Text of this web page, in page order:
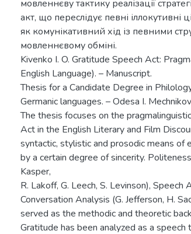
мовленнєву тактику реалізації
акт, що переслідує певні іллокутивні
як комунікативний хід із певними
мовленнєвому обміні.
Kivenko I. O. Gratitude Speech Act:
English Language). – Manuscript.
Thesis for a Candidate Degree in
Germanic languages. – Odesa I.
The thesis focuses on the
Act in the English Literary and Film
syntactic, stylistic and prosodic means of
by a certain degree of sincerity.
Kasper,
R. Lakoff, G. Leech, S. Levinson), Speech
Conversation Analysis (G. Jefferson, H.
served as the methodic and theoretic
Gratitude has been analyzed as a